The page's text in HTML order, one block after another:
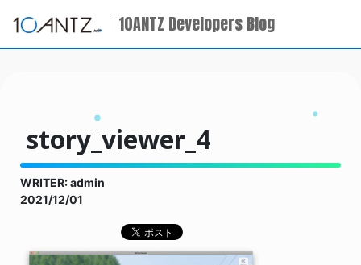
10ANTZ Developers Blog
story_viewer_4
WRITER: admin
2021/12/01